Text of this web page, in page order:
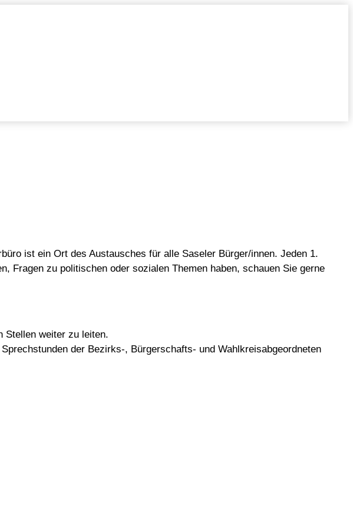
ist ein Ort des Austausches für alle Saseler Bürger/innen. Jeden 1.
Fragen zu politischen oder sozialen Themen haben, schauen Sie gerne
Stellen weiter zu leiten.
der Bezirks-, Bürgerschafts- und Wahlkreisabgeordneten